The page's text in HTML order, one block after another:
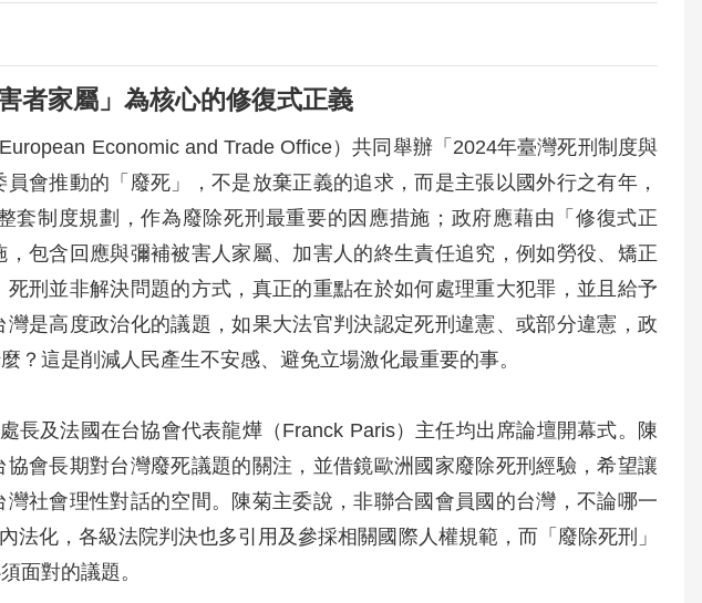
者家屬」為核心的修復式正義
Economic and Trade Office）共同舉辦「2024年臺灣死刑制度與
會推動的「廢死」，不是放棄正義的追求，而是主張以國外行之有年，
套制度規劃，作為廢除死刑最重要的因應措施；政府應藉由「修復式正
包含回應與彌補被害人家屬、加害人的終生責任追究，例如勞役、矯正
刑並非解決問題的方式，真正的重點在於如何處理重大犯罪，並且給予
是高度政治化的議題，如果大法官判決認定死刑違憲、或部分違憲，政
？這是削減人民產生不安感、避免立場激化最重要的事。
長及法國在台協會代表龍燁（Franck Paris）主任均出席論壇開幕式。陳
會長期對台灣廢死議題的關注，並借鏡歐洲國家廢除死刑經驗，希望讓
社會理性對話的空間。陳菊主委說，非聯合國會員國的台灣，不論哪一
法化，各級法院判決也多引用及參採相關國際人權規範，而「廢除死刑」
面對的議題。